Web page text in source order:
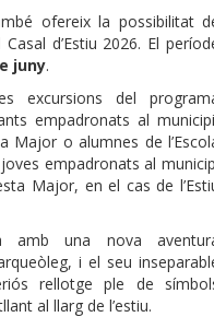
ofereix la possibilitat
d’Estiu 2026. El
juny.
excursions del
empadronats al
Major o alumnes de
empadronats al
Major, en el cas de
amb una nova
i el seu
rellotge ple de
al llarg de l’estiu.